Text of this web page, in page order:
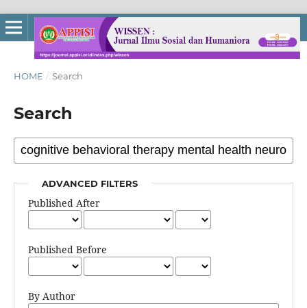
HOME / Search
Search
ADVANCED FILTERS
Published After
Published Before
By Author